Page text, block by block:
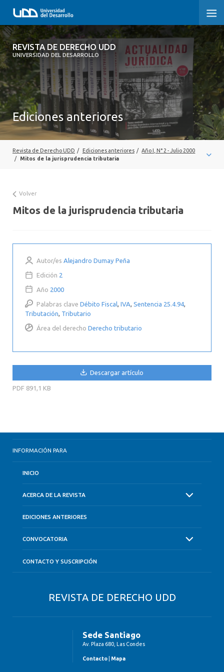
REVISTA DE DERECHO UDD
UNIVERSIDAD DEL DESARROLLO
REVISTA DE DERECHO UDD
INICIO
ACERCA DE LA REVISTA
EDICIONES ANTERIORES
CONVOCATORIA
CONTACTO Y SUSCRIPCIÓN
Ediciones anteriores
Revista de Derecho UDD / Ediciones anteriores / Año I, N° 2 - Julio 2000
/
Mitos de la jurisprudencia tributaria
Volver
Mitos de la jurisprudencia tributaria
Autor/es Alejandro Dumay Peña
Edición 2
Año 2000
Palabras clave Débito Fiscal IVA Sentencia 25.4.94,
Tributación Tributario
Área del derecho Derecho tributario
Descargar artículo
PDF 891,1 KB
INFORMACIÓN PARA
INICIO
ACERCA DE LA REVISTA
EDICIONES ANTERIORES
CONVOCATORIA
CONTACTO Y SUSCRIPCIÓN
REVISTA DE DERECHO UDD
Sede Santiago
Av. Plaza 680, Las Condes
Contacto Mapa